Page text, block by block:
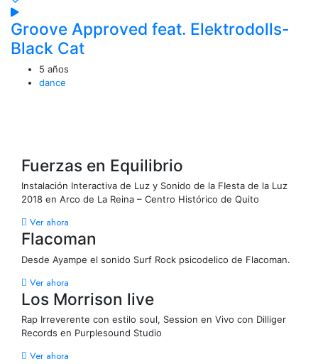
Groove Approved feat. Elektrodolls-
Black Cat
5 años
dance
Fuerzas en Equilibrio
Instalación Interactiva de Luz y Sonido de la FIesta de la Luz
2018 en Arco de La Reina – Centro Histórico de Quito
Ver ahora
Flacoman
Desde Ayampe el sonido Surf Rock psicodelico de Flacoman.
Ver ahora
Los Morrison live
Rap Irreverente con estilo soul, Session en Vivo con Dilliger
Records en Purplesound Studio
Ver ahora